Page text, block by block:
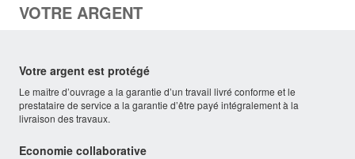
VOTRE ARGENT
Votre argent est protégé
Le maître d’ouvrage a la garantie d’un travail livré conforme et le
prestataire de service a la garantie d’être payé intégralement à la
livraison des travaux.
Economie collaborative